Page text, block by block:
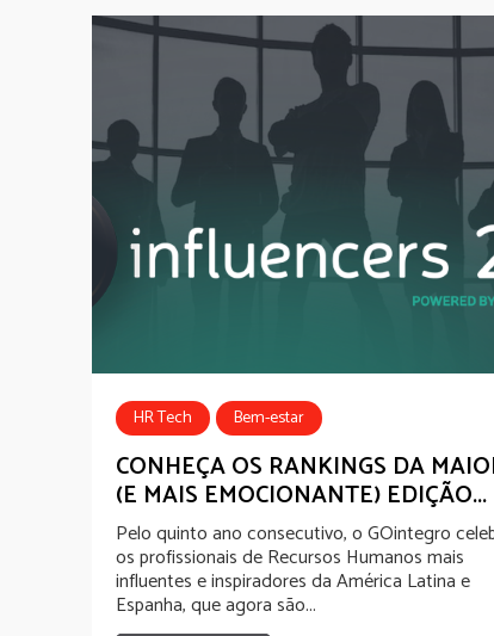
HR Tech
Bem-estar
Well-being Experience
App Comunicação Interna
CONHEÇA OS RANKINGS DA
(E MAIS EMOCIONANTE) EDIÇÃO...
Pelo quinto ano consecutivo, o GOintegro
os profissionais de Recursos Humanos mais
influentes e inspiradores da América Latina e
Espanha, que agora são...